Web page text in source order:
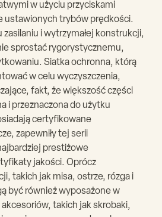
w użyciu przyciskami
ustawionych trybów prędkości.
zasilaniu i wytrzymałej konstrukcji,
sprostać rygorystycznemu,
Siatka ochronna, którą
w celu wyczyszczenia,
fakt, że większość części
i przeznaczona do użytku
certyfikowane
zapewniły tej serii
prestiżowe
jakości. Oprócz
takich jak misa, ostrze, rózga i
być również wyposażone w
takich jak skrobaki,